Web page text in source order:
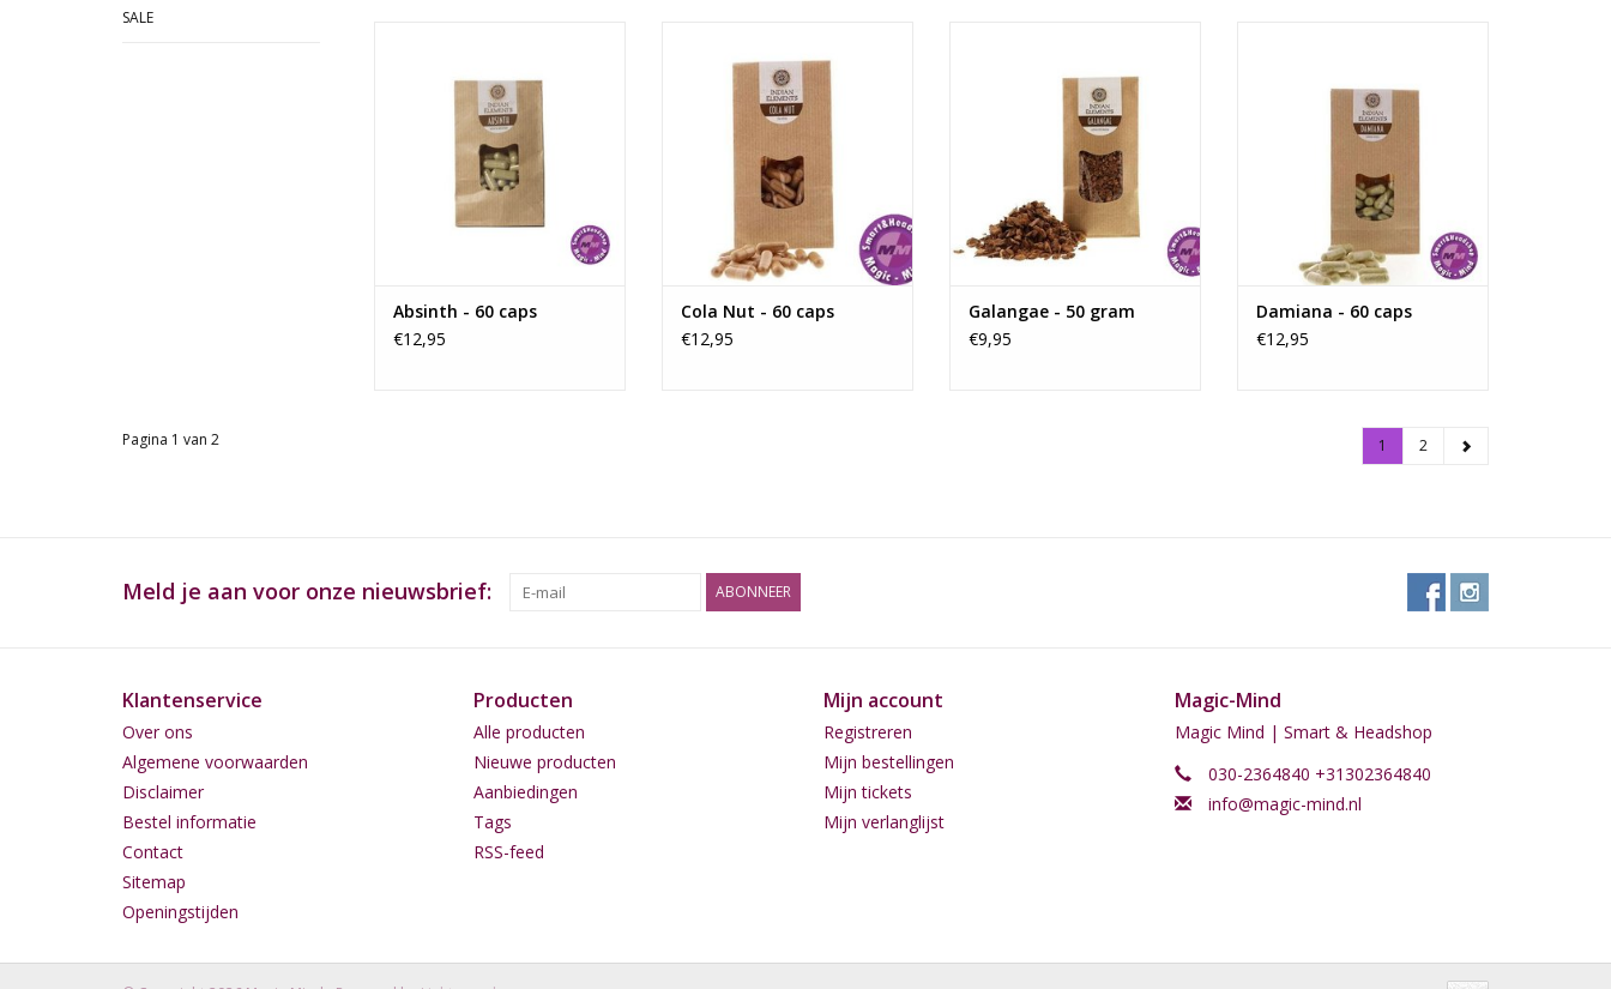
SALE
combinatie met alcohol, of in
grote hoeveelheden, kan Absinth
resulteren in hallucinaties.
TOEVOEGEN AAN WINKELWAGEN
Absinth - 60 caps
€12,95
gebruikt vanwege de
stimulerende eigenschappen en
het vermogen euforische
gevoelens op te wekken. Het
bevordert alertheid, het gevoel
van opgewektheid, een
verbetering van de stemming,
gevoeligheid voor aanraking, de
onderdrukkin
TOEVOEGEN AAN WINKELWAGEN
Cola Nut - 60 caps
€12,95
centrale zenuwstelsel. Hierdoor
bevordert het een goede
gezondheid. Ook wordt
Galangae soms gebruikt als
seksuele stimulant. Je kunt op het
kruid kauwen of er thee van
trekken. Grotere hoeve
TOEVOEGEN AAN WINKELWAGEN
Galangae - 50 gram
€9,95
hebben een direct effect op je
liefdesleven.
Damiana - 60 caps
€12,95
Pagina 1 van 2 1 2
Meld je aan voor onze nieuwsbrief: ABONNEER
Klantenservice
Over ons
Algemene voorwaarden
Disclaimer
Bestel informatie
Contact
Sitemap
Openingstijden
Producten
Alle producten
Nieuwe producten
Aanbiedingen
Tags
RSS-feed
Mijn account
Registreren
Mijn bestellingen
Mijn tickets
Mijn verlanglijst
Magic-Mind
Magic Mind | Smart & Headshop
030-2364840 +31302364840
info@magic-mind.nl